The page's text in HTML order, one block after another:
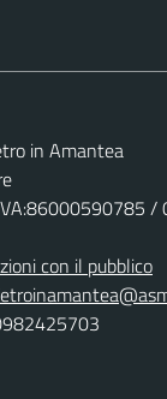
in Amantea
con il pubblico